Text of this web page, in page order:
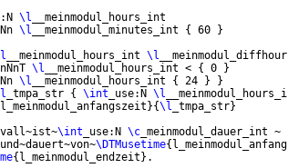
\l __meinmodul_hours_int
\l __meinmodul_minutes_int { 60
}
__meinmodul_hours_int \l
\l __meinmodul_hours_int < { 0
}
\l __meinmodul_hours_int { 24 }
}
_tmpa_str { \int _use:N \l
l_meinmodul_anfangszeit }{\l _tmpa_str}
\int _use:N \c _meinmodul_dauer_int ~
\DTMusetime{
{ l_meinmodul_endzeit } .